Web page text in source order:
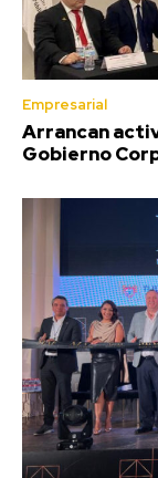
Empresarial
Arrancan
Gobierno